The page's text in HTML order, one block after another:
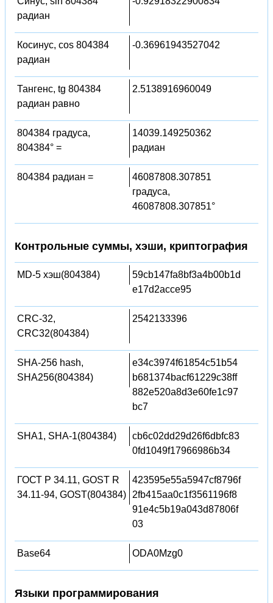
радиан
Косинус, cos 804384
радиан
-0.36961943527042
Тангенс, tg 804384
радиан равно
2.5138916960049
804384 градуса,
804384° =
14039.149250362
радиан
804384 радиан =
46087808.307851
градуса,
46087808.307851°
Контрольные суммы, хэши, криптография
MD-5 хэш(804384)
59cb147fa8bf3a4b00b1d
e17d2acce95
CRC-32,
CRC32(804384)
2542133396
SHA-256 hash,
SHA256(804384)
e34c3974f61854c51b54
b681374bacf61229c38ff
882e520a8d3e60fe1c97
bc7
SHA1, SHA-1(804384)
cb6c02dd29d26f6dbfc83
0fd1049f17966986b34
ГОСТ Р 34.11, GOST R
34.11-94, GOST(804384)
423595e55a5947cf8796f
2fb415aa0c1f3561196f8
91e4c5b19a043d87806f
03
Base64 ODA0Mzg0
Языки программирования